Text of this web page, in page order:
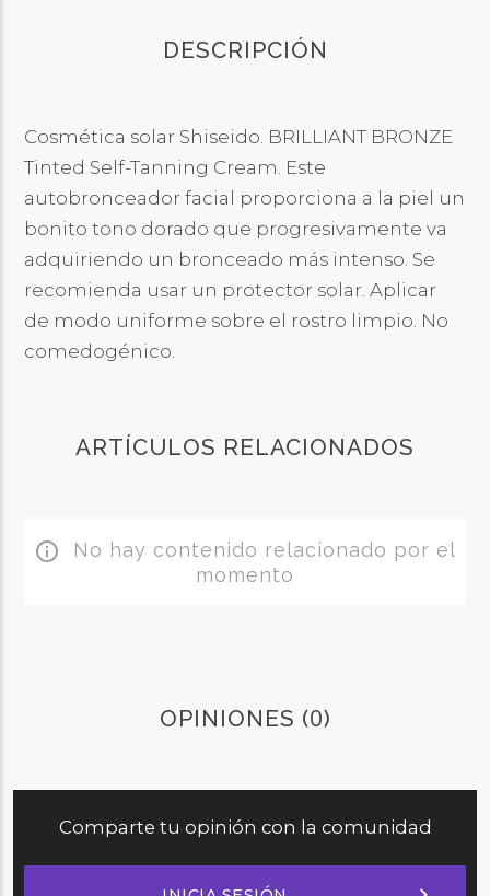
DESCRIPCIÓN
Cosmética solar Shiseido. BRILLIANT BRONZE
Tinted Self-Tanning Cream. Este
autobronceador facial proporciona a la piel un
bonito tono dorado que progresivamente va
adquiriendo un bronceado más intenso. Se
recomienda usar un protector solar. Aplicar
de modo uniforme sobre el rostro limpio. No
comedogénico.
ARTÍCULOS RELACIONADOS
info_outline No hay contenido relacionado por el
momento
OPINIONES (0)
Comparte tu opinión con la comunidad